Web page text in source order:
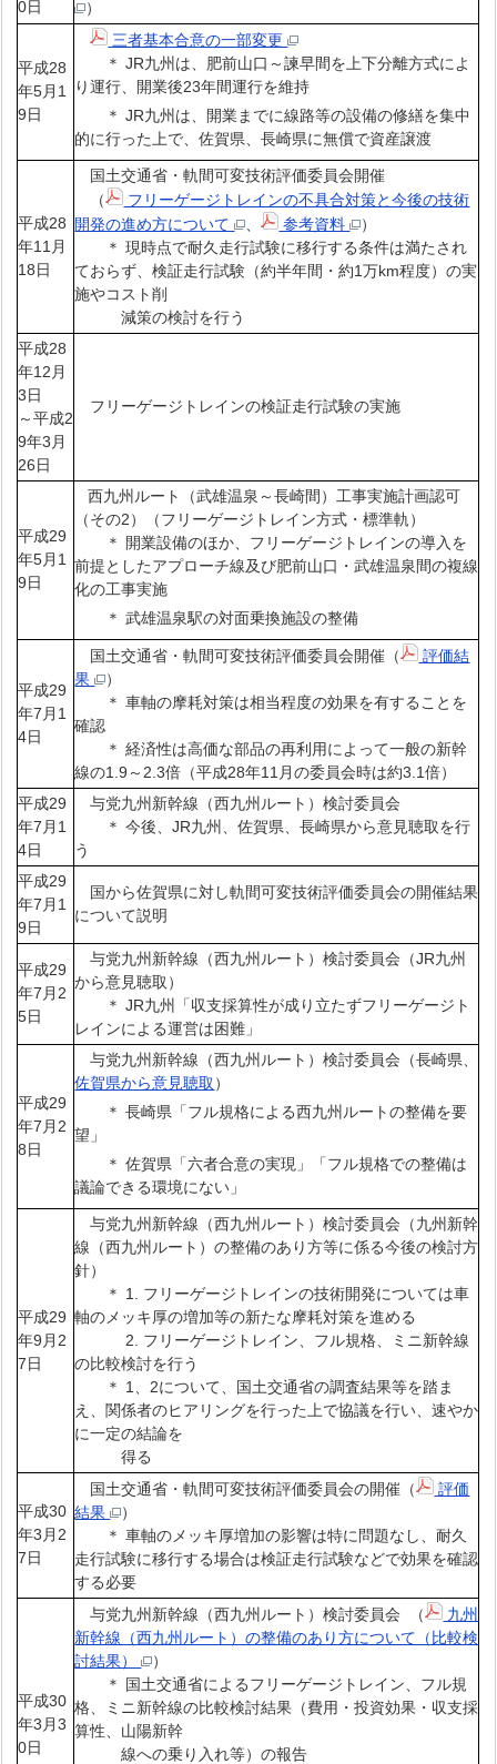
0日 ）
平成28
年5月1
9日
三者基本合意の一部変更
＊ JR九州は、肥前山口～諫早間を上下分離方式によ
り運行、開業後23年間運行を維持
＊ JR九州は、開業までに線路等の設備の修繕を集中
的に行った上で、佐賀県、長崎県に無償で資産譲渡
平成28
年11月
18日
国土交通省・軌間可変技術評価委員会開催
（
フリーゲージトレインの不具合対策と今後の技術
開発の進め方について
、 参考資料
）
＊ 現時点で耐久走行試験に移行する条件は満たされ
ておらず、検証走行試験（約半年間・約1万km程度）の実
施やコスト削
減策の検討を行う
平成28
年12月
3日
～平成2
9年3月
26日
フリーゲージトレインの検証走行試験の実施
平成29
年5月1
9日
西九州ルート（武雄温泉～長崎間）工事実施計画認可
（その2）（フリーゲージトレイン方式・標準軌）
＊ 開業設備のほか、フリーゲージトレインの導入を
前提としたアプローチ線及び肥前山口・武雄温泉間の複線
化の工事実施
＊ 武雄温泉駅の対面乗換施設の整備
平成29
年7月1
4日
国土交通省・軌間可変技術評価委員会開催（
評価結
果
）
＊ 車軸の摩耗対策は相当程度の効果を有することを
確認
＊ 経済性は高価な部品の再利用によって一般の新幹
線の1.9～2.3倍（平成28年11月の委員会時は約3.1倍）
平成29
年7月1
4日
与党九州新幹線（西九州ルート）検討委員会
＊ 今後、JR九州、佐賀県、長崎県から意見聴取を行
う
平成29
年7月1
9日
国から佐賀県に対し軌間可変技術評価委員会の開催結果
について説明
平成29
年7月2
5日
与党九州新幹線（西九州ルート）検討委員会（JR九州
から意見聴取）
＊ JR九州「収支採算性が成り立たずフリーゲージト
レインによる運営は困難」
平成29
年7月2
8日
与党九州新幹線（西九州ルート）検討委員会（長崎県、
佐賀県から意見聴取 ）
＊ 長崎県「フル規格による西九州ルートの整備を要
望」
＊ 佐賀県「六者合意の実現」「フル規格での整備は
議論できる環境にない」
平成29
年9月2
7日
与党九州新幹線（西九州ルート）検討委員会（九州新幹
線（西九州ルート）の整備のあり方等に係る今後の検討方
針）
＊ 1. フリーゲージトレインの技術開発については車
軸のメッキ厚の増加等の新たな摩耗対策を進める
2. フリーゲージトレイン、フル規格、ミニ新幹線
の比較検討を行う
＊ 1、2について、国土交通省の調査結果等を踏ま
え、関係者のヒアリングを行った上で協議を行い、速やか
に一定の結論を
得る
平成30
年3月2
7日
国土交通省・軌間可変技術評価委員会の開催（
評価
結果
）
＊ 車軸のメッキ厚増加の影響は特に問題なし、耐久
走行試験に移行する場合は検証走行試験などで効果を確認
する必要
平成30
年3月3
0日
与党九州新幹線（西九州ルート）検討委員会 （
九州
新幹線（西九州ルート）の整備のあり方について（比較検
討結果）
）
＊ 国土交通省によるフリーゲージトレイン、フル規
格、ミニ新幹線の比較検討結果（費用・投資効果・収支採
算性、山陽新幹
線への乗り入れ等）の報告